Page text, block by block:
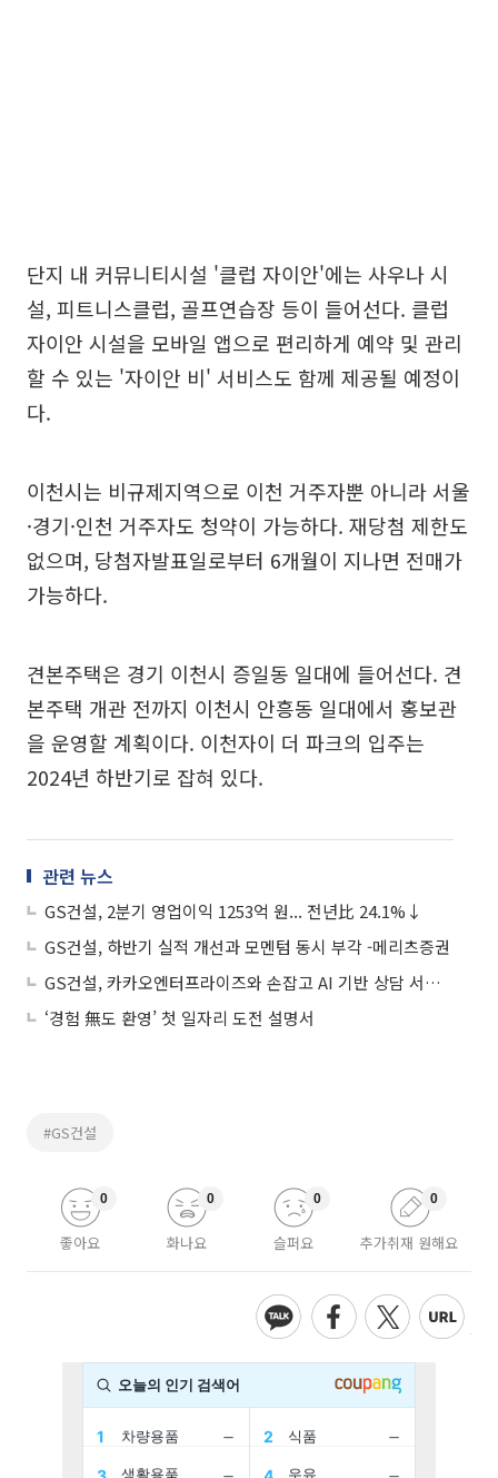
단지 내 커뮤니티시설 '클럽 자이안'에는 사우나 시
설, 피트니스클럽, 골프연습장 등이 들어선다. 클럽
자이안 시설을 모바일 앱으로 편리하게 예약 및 관리
할 수 있는 '자이안 비' 서비스도 함께 제공될 예정이
다.
이천시는 비규제지역으로 이천 거주자뿐 아니라 서울
·경기·인천 거주자도 청약이 가능하다. 재당첨 제한도
없으며, 당첨자발표일로부터 6개월이 지나면 전매가
가능하다.
견본주택은 경기 이천시 증일동 일대에 들어선다. 견
본주택 개관 전까지 이천시 안흥동 일대에서 홍보관
을 운영할 계획이다. 이천자이 더 파크의 입주는
2024년 하반기로 잡혀 있다.
관련 뉴스
GS건설, 2분기 영업이익 1253억 원... 전년比 24.1%↓
GS건설, 하반기 실적 개선과 모멘텀 동시 부각 -메리츠증권
GS건설, 카카오엔터프라이즈와 손잡고 AI 기반 상담 서비스 '자이챗봇' 도입
‘경험 無도 환영’ 첫 일자리 도전 설명서
#GS건설
좋아요
0
화나요
0
슬퍼요
0
추가취재 원해요
0